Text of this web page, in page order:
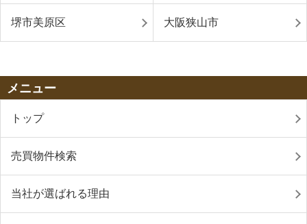
堺市美原区 大阪狭山市
メニュー
トップ
売買物件検索
当社が選ばれる理由